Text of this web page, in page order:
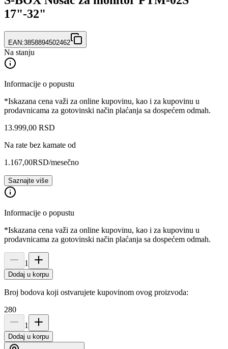
17"-32"
EAN:3858894502462
Na stanju
Informacije o popustu
*Iskazana cena važi za online kupovinu, kao i za kupovinu u
prodavnicama za gotovinski način plaćanja sa dospećem odmah.
13.999,00 RSD
Na rate bez kamate od
1.167,00RSD/mesečno
Saznajte više
Informacije o popustu
*Iskazana cena važi za online kupovinu, kao i za kupovinu u
prodavnicama za gotovinski način plaćanja sa dospećem odmah.
1
Dodaj u korpu
Broj bodova koji ostvarujete kupovinom ovog proizvoda:
280
1
Dodaj u korpu